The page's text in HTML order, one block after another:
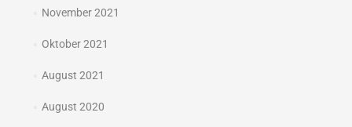
November 2021
Oktober 2021
August 2021
August 2020